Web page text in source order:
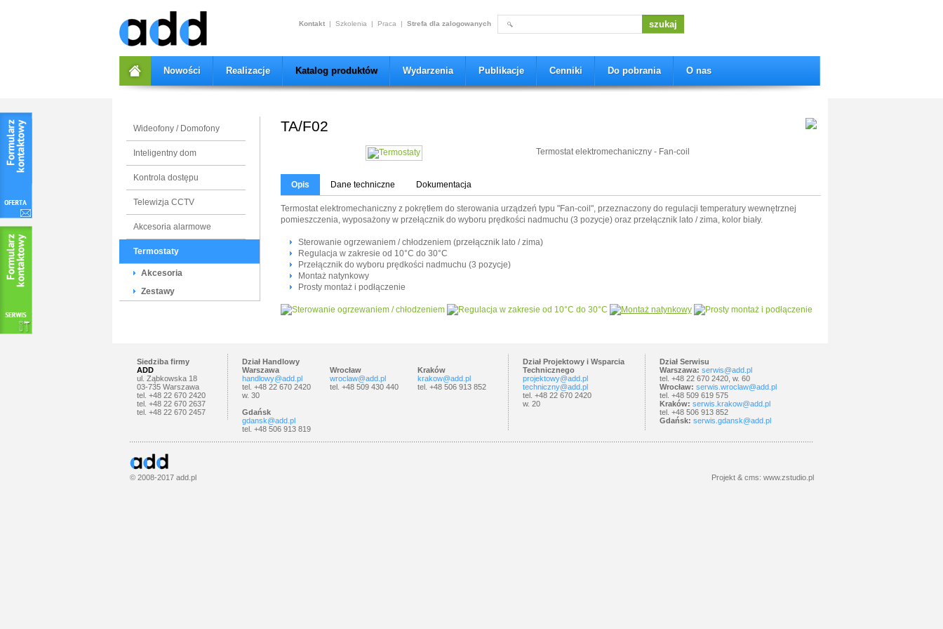
add
Kontakt| Szkolenia | Praca | Strefa dla zalogowanych
Nowości Realizacje Katalog produktów Wydarzenia Publikacje Cenniki Do pobrania O nas
Wideofony / Domofony
Inteligentny dom
Kontrola dostępu
Telewizja CCTV
Akcesoria alarmowe
Termostaty
Akcesoria
Zestawy
TA/F02
Termostat elektromechaniczny - Fan-coil
Opis Dane techniczne Dokumentacja
Termostat elektromechaniczny z pokrętłem do sterowania urządzeń typu "Fan-coil", przeznaczony do regulacji temperatury wewnętrznej
pomieszczenia, wyposażony w przełącznik do wyboru prędkości nadmuchu (3 pozycje) oraz przełącznik lato / zima, kolor biały.
Sterowanie ogrzewaniem / chłodzeniem (przełącznik lato / zima)
Regulacja w zakresie od 10°C do 30°C
Przełącznik do wyboru prędkości nadmuchu (3 pozycje)
Montaż natynkowy
Prosty montaż i podłączenie
Siedziba firmy
ADD
ul. Ząbkowska 18
03-735 Warszawa
tel. +48 22 670 2420
tel. +48 22 670 2637
tel. +48 22 670 2457
Dział Handlowy
Warszawa
handlowy@add.pl
tel. +48 22 670 2420
w. 30
Gdańsk
gdansk@add.pl
tel. +48 506 913 819
Wrocław
wroclaw@add.pl
tel. +48 509 430 440
Kraków
krakow@add.pl
tel. +48 506 913 852
Dział Projektowy i Wsparcia
Technicznego
projektowy@add.pl
techniczny@add.pl
tel. +48 22 670 2420
w. 20
Dział Serwisu
Warszawa: serwis@add.pl
tel. +48 22 670 2420, w. 60
Wrocław: serwis.wroclaw@add.pl
tel. +48 509 619 575
Kraków: serwis.krakow@add.pl
tel. +48 506 913 852
Gdańsk: serwis.gdansk@add.pl
© 2008-2017 add.pl Projekt & cms: www.zstudio.pl